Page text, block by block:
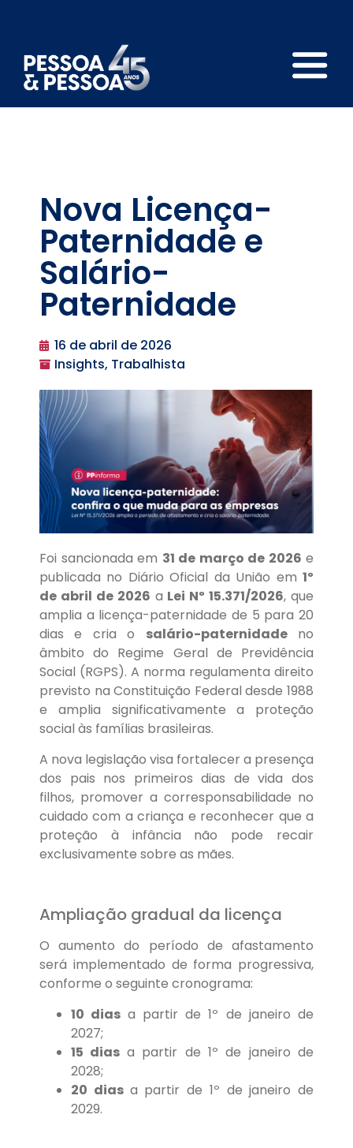
Nova Licença-
Paternidade e
Salário-
Paternidade
16 de abril de 2026
Insights, Trabalhista
Foi sancionada em 31 de março de 2026 e
publicada no Diário Oficial da União em 1º
de abril de 2026 a Lei Nº 15.371/2026, que
amplia a licença-paternidade de 5 para 20
dias e cria o salário-paternidadeno
âmbito do Regime Geral de Previdência
Social (RGPS). A norma regulamenta direito
previsto na Constituição Federal desde 1988
e amplia significativamente a proteção
social às famílias brasileiras.
A nova legislação visa fortalecer a presença
dos pais nos primeiros dias de vida dos
filhos, promover a corresponsabilidade no
cuidado com a criança e reconhecer que a
proteção à infância não pode recair
exclusivamente sobre as mães.
Ampliação gradual da licença
O aumento do período de afastamento
será implementado de forma progressiva,
conforme o seguinte cronograma:
10 dias a partir de 1º de janeiro de
2027;
15 dias a partir de 1º de janeiro de
2028;
20 dias a partir de 1º de janeiro de
2029.